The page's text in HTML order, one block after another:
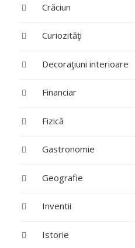
Crăciun
Curiozităţi
Decoraţiuni interioare
Financiar
Fizică
Gastronomie
Geografie
Inventii
Istorie